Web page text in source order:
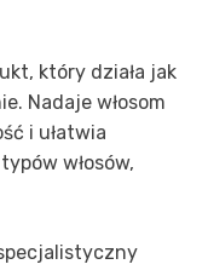
który działa jak
Nadaje włosom
i ułatwia
włosów,